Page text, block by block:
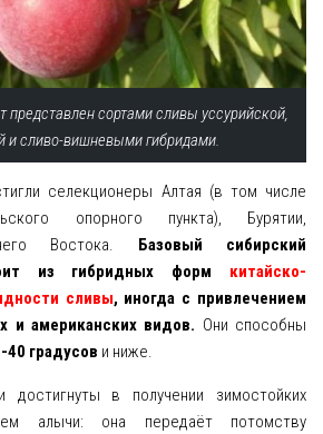
представлен сортами сливы уссурийской,
и сливо-вишневыми гибридами.
селекционеры Алтая (в том числе
опорного пункта), Бурятии,
Востока. Базовый сибирский
из гибридных форм китайско-
сливы, иногда с привлечением
и американских видов. Они способны
-40 градусов и ниже.
достигнуты в получении зимостойких
алычи: она передаёт потомству